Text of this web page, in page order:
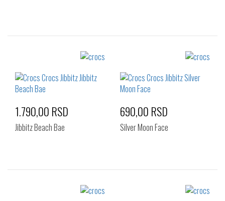
Izaberi željeni broj: Izaberi željeni broj:
Izaberi željeni broj:
1.790,00 RSD
Jibbitz Beach Bae
Izaberi željeni broj:
690,00 RSD
Silver Moon Face